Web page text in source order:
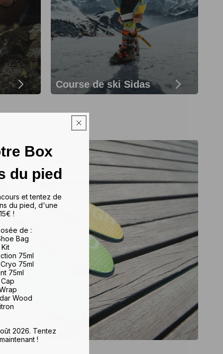
Course de ski Sidas
Box
du pied
et tentez de
du pied, d'une
!
de :
Bag
75ml
75ml
75ml
Wood
2026. Tentez
!